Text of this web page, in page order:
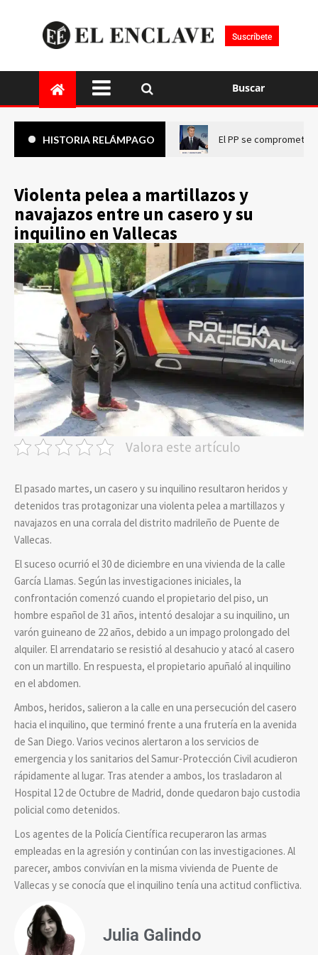
Suscríbete
Buscar
HISTORIA RELÁMPAGO El PP se compromete
Violenta pelea a martillazos y
navajazos entre un casero y su
inquilino en Vallecas
Valora este artículo
El pasado martes, un casero y su inquilino resultaron heridos y
detenidos tras protagonizar una violenta pelea a martillazos y
navajazos en una corrala del distrito madrileño de Puente de
Vallecas.
El suceso ocurrió el 30 de diciembre en una vivienda de la calle
García Llamas. Según las investigaciones iniciales, la
confrontación comenzó cuando el propietario del piso, un
hombre español de 31 años, intentó desalojar a su inquilino, un
varón guineano de 22 años, debido a un impago prolongado del
alquiler. El arrendatario se resistió al desahucio y atacó al casero
con un martillo. En respuesta, el propietario apuñaló al inquilino
en el abdomen.
Ambos, heridos, salieron a la calle en una persecución del casero
hacia el inquilino, que terminó frente a una frutería en la avenida
de San Diego. Varios vecinos alertaron a los servicios de
emergencia y los sanitarios del Samur-Protección Civil acudieron
rápidamente al lugar. Tras atender a ambos, los trasladaron al
Hospital 12 de Octubre de Madrid, donde quedaron bajo custodia
policial como detenidos.
Los agentes de la Policía Científica recuperaron las armas
empleadas en la agresión y continúan con las investigaciones. Al
parecer, ambos convivían en la misma vivienda de Puente de
Vallecas y se conocía que el inquilino tenía una actitud conflictiva.
Julia Galindo